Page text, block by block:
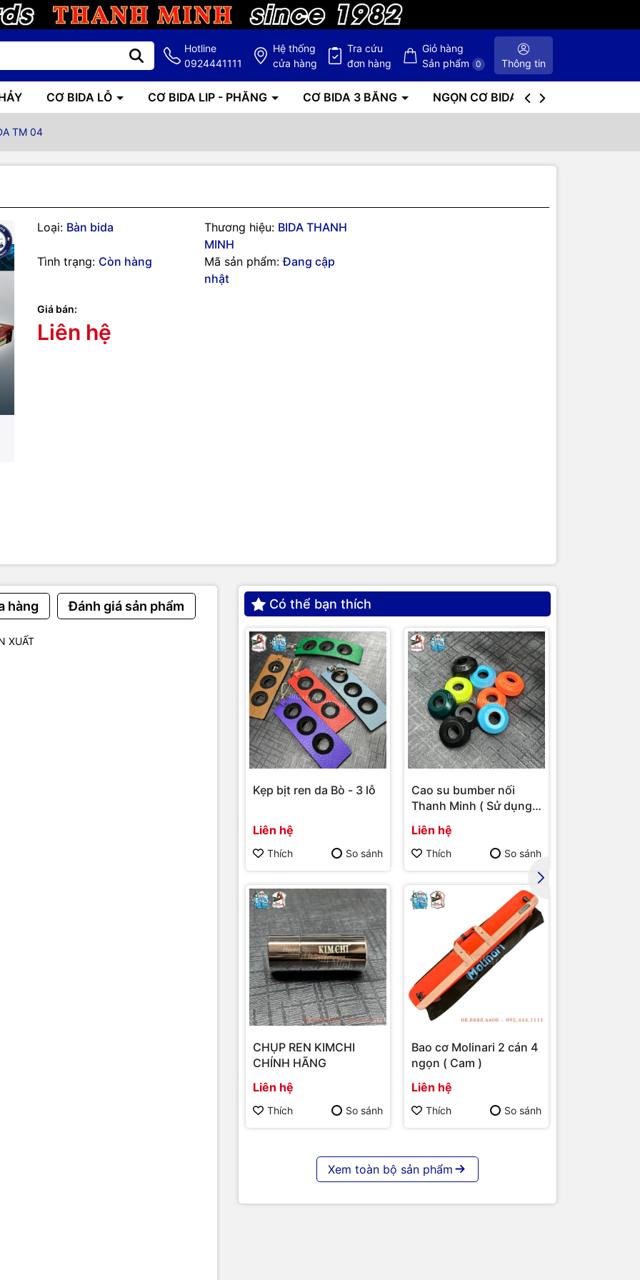
Hotline
0924441111
Hệ thống
cửa hàng
Tra cứu
đơn hàng
Giỏ hàng
Sản phẩm
0 Thông tin
CƠ BIDA LỖ CƠ BIDA LIP - PHĂNG CƠ BIDA 3 BĂNG NGỌN CƠ BIDA
TM 04
Loại: Bàn bida Thương hiệu: BIDA THANH
MINH
Tình trạng: Còn hàng Mã sản phẩm: Đang cập
nhật
Giá bán:
Liên hệ
hàng Đánh giá sản phẩm
XUẤT
Có thể bạn thích
Kẹp bịt ren da Bò - 3 lỗ
Liên hệ
Thích So sánh
Cao su bumber nối
Thanh Minh ( Sử dụng
cho bumber Longoni )
Liên hệ
Thích So sánh
CHỤP REN KIMCHI
CHÍNH HÃNG
Liên hệ
Thích So sánh
Bao cơ Molinari 2 cán 4
ngọn ( Cam )
Liên hệ
Thích So sánh
Xem toàn bộ sản phẩm
số kỹ thuật
CÔNG TY BIDA THANH MINH SẢN XUẤT